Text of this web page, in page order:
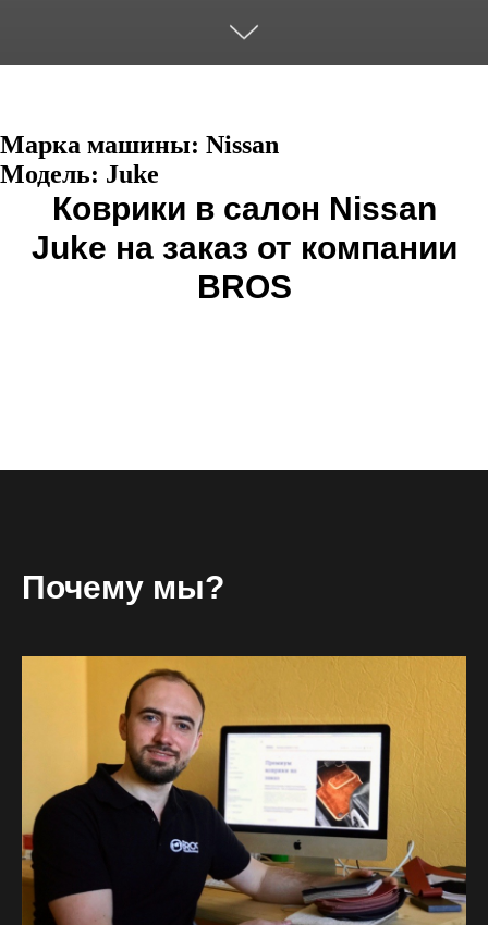
Марка машины: Nissan
Модель: Juke
Коврики в салон Nissan
Juke на заказ от компании
BROS
Почему мы?